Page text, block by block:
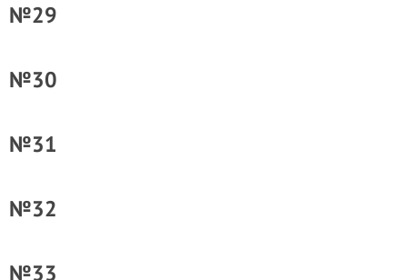
№29
№30
№31
№32
№33